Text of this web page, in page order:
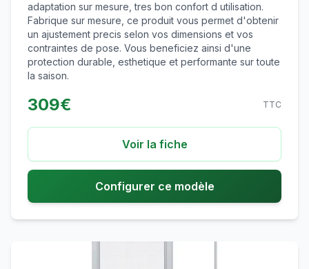
adaptation sur mesure, tres bon confort d utilisation.
Fabrique sur mesure, ce produit vous permet d'obtenir
un ajustement precis selon vos dimensions et vos
contraintes de pose. Vous beneficiez ainsi d'une
protection durable, esthetique et performante sur toute
la saison.
309€ TTC
Voir la fiche
Configurer ce modèle